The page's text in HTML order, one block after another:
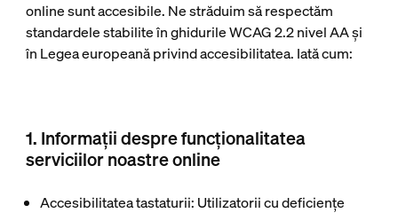
online sunt accesibile. Ne străduim să respectăm
standardele stabilite în ghidurile WCAG 2.2 nivel AA și
în Legea europeană privind accesibilitatea. Iată cum:
1. Informații despre funcționalitatea
serviciilor noastre online
Accesibilitatea tastaturii: Utilizatorii cu deficiențe